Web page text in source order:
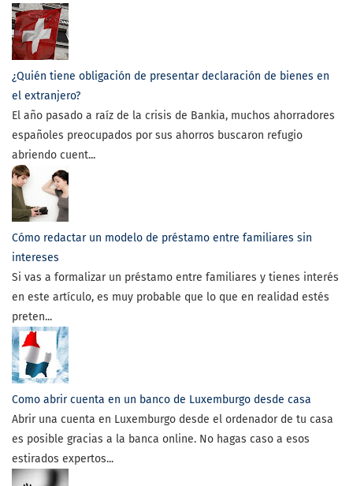
¿Quién tiene obligación de presentar declaración de bienes en
el extranjero?
El año pasado a raíz de la crisis de Bankia, muchos ahorradores
españoles preocupados por sus ahorros buscaron refugio
abriendo cuent...
Cómo redactar un modelo de préstamo entre familiares sin
intereses
Si vas a formalizar un préstamo entre familiares y tienes interés
en este artículo, es muy probable que lo que en realidad estés
preten...
Como abrir cuenta en un banco de Luxemburgo desde casa
Abrir una cuenta en Luxemburgo desde el ordenador de tu casa
es posible gracias a la banca online. No hagas caso a esos
estirados expertos...